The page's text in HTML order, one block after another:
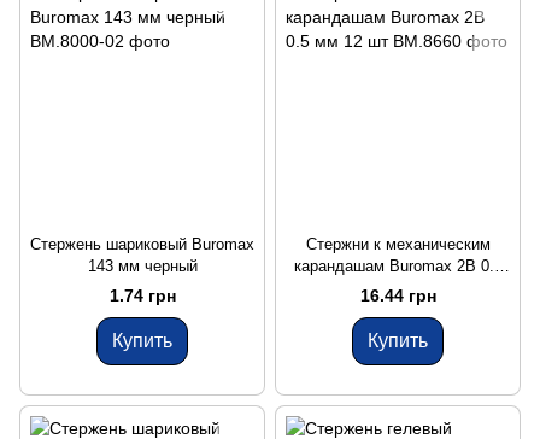
Стержень шариковый Buromax
143 мм черный
1.74 грн
Купить
Стержни к механическим
карандашам Buromax 2B 0.5
мм 12 шт
16.44 грн
Купить